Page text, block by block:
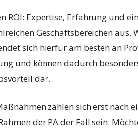
ROI: Expertise, Erfahrung und
Geschäftsbereichen aus.
sich hierfür am besten an
und können dadurch
dar.
zahlen sich erst nach
der PA der Fall sein.